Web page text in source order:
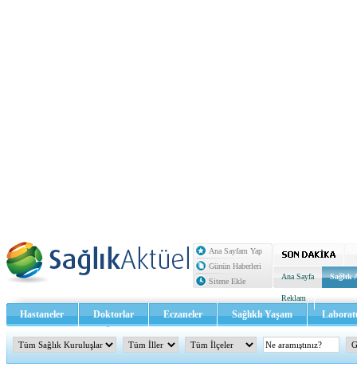
Ana Sayfam Yap
Günün Haberleri
Sitene Ekle
Ana Sayfa Sağlık
Reklam
Hastaneler Doktorlar Eczaneler Sağlıklı Yaşam
Sağlık TV - Video İletişim